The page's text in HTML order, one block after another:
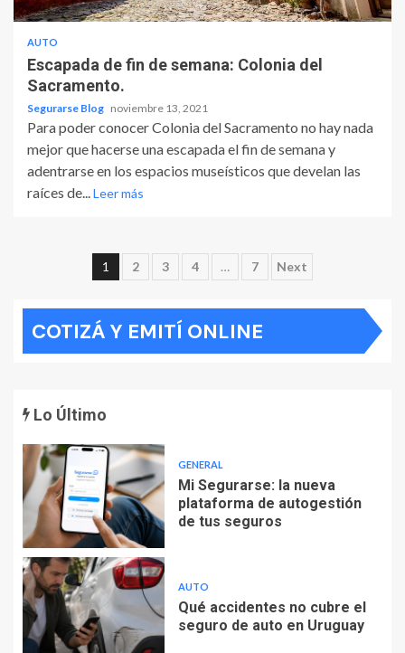
AUTO
Escapada de fin de semana: Colonia del
Sacramento.
Segurarse Blog noviembre 13, 2021
Para poder conocer Colonia del Sacramento no hay nada
mejor que hacerse una escapada el fin de semana y
adentrarse en los espacios museísticos que develan las
raíces de...Leer más
Paginación
de
entradas
1 2 3 4 … 7 Next
COTIZÁ Y EMITÍ ONLINE
Lo Último
GENERAL
Mi Segurarse: la nueva
plataforma de autogestión
de tus seguros
AUTO
Qué accidentes no cubre el
seguro de auto en Uruguay